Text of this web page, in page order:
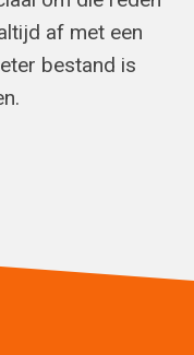
af met een
bestand is